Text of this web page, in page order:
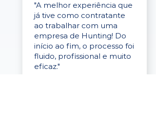
"A melhor experiência que
já tive como contratante
ao trabalhar com uma
empresa de Hunting! Do
início ao fim, o processo foi
fluido, profissional e muito
eficaz."